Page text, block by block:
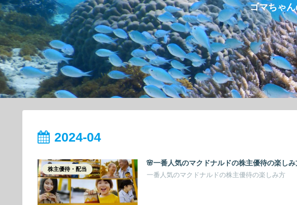
ゴマちゃ
2024-04
株主優待・配当
🌸一番人気のマクドナルドの株主優待の楽しみ
一番人気のマクドナルドの株主優待の楽しみ方